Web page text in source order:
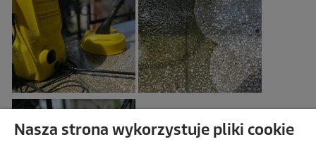
Nasza strona wykorzystuje pliki cookie